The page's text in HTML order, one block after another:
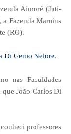
Aimoré (Juti-
a Fazenda Maruins
(RO).
Di Genio Nelore.
nas Faculdades
João Carlos Di
professores